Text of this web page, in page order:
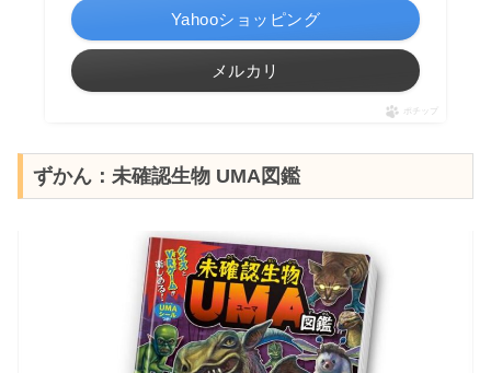
Yahooショッピング
メルカリ
ポチップ
ずかん：未確認生物 UMA図鑑